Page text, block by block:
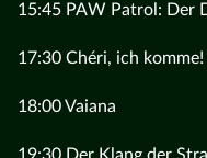
15:45 PAW Patrol: Der
17:30 Chéri, ich
18:00 Vaiana